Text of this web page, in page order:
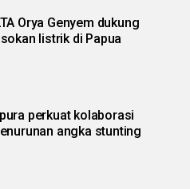
Orya Genyem dukung
listrik di Papua
perkuat kolaborasi
angka stunting